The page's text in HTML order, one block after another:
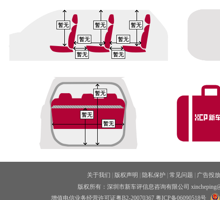
暂无 暂无 暂无
暂无
暂无 暂无
暂无
暂无
暂无
暂无
关于我们 版权声明 隐私保护 常见问题
广告投放
版权所有：深圳市新车评信息咨询有限公司
增值电信业务经营许可证粤B2-20070367 粤ICP备06090518号